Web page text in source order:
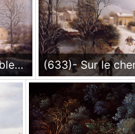
(632)- Paysage de neige bleu-Vers le Rortheau-1988- hsb 24x35 cm.